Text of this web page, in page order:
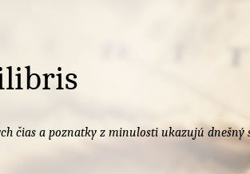
čias a poznatky z minulosti ukazujú dnešný